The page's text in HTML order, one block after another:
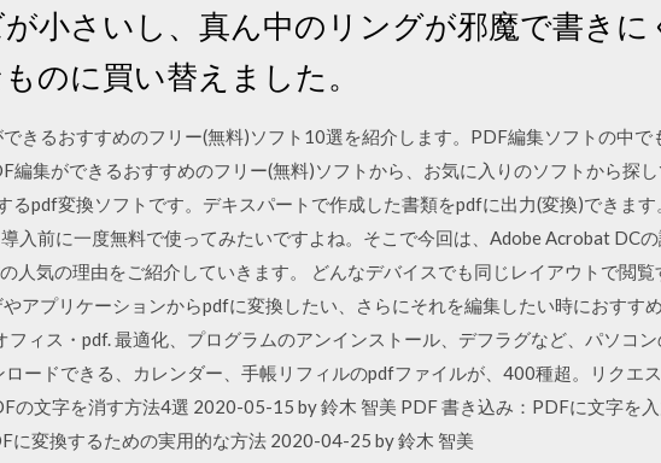
小さいし、真ん中のリングが邪魔で書きに
のに買い替えました。
きるおすすめのフリー(無料)ソフト10選を紹介します。PDF編集ソフトの中で
編集ができるおすすめのフリー(無料)ソフトから、お気に入りのソフトから探
るpdf変換ソフトです。デキスパートで作成した書類をpdfに出力(変換)できま
入前に一度無料で使ってみたいですよね。そこで今回は、Adobe Acrobat DC
人気の理由をご紹介していきます。 どんなデバイスでも同じレイアウトで閲
アプリケーションからpdfに変換したい、さらにそれを編集したい時におすす
フィス・pdf. 最適化、プログラムのアンインストール、デフラグなど、パソコ
ードできる、カレンダー、手帳リフィルのpdfファイルが、400種超。リクエス
の文字を消す方法4選 2020-05-15 by 鈴木 智美 PDF 書き込み：PDFに文字を
に変換するための実用的な方法 2020-04-25 by 鈴木 智美